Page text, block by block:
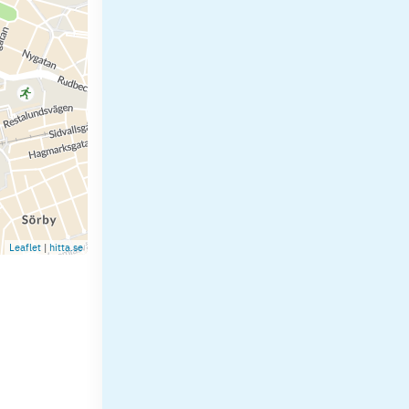
Leaflet | hitta.se